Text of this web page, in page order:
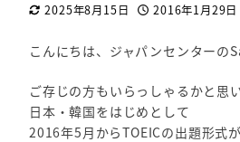
更新日2025年8月15日 投稿日2016年1月29日
こんにちは、ジャパンセンターの
ご存じの方もいらっしゃるかと思
日本・韓国をはじめとして
2016年5月からTOEICの出題形式